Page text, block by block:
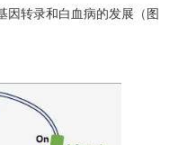
因转录和白血病的发展（图